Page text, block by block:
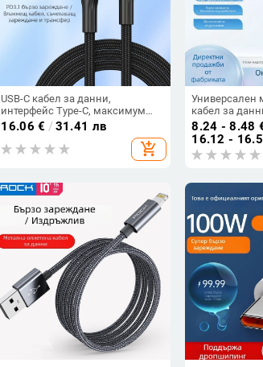
USB-C кабел за данни,
интерфейс Type-C, максимум
240W, бързо зареждане,
единичен конектор, пластмасов
корпус
16.06 € /31.41 лв
add_shopping_cart
Универсален
кабел за
гривна/
подходящ за
красота
8.24 - 8.48
16.12 -